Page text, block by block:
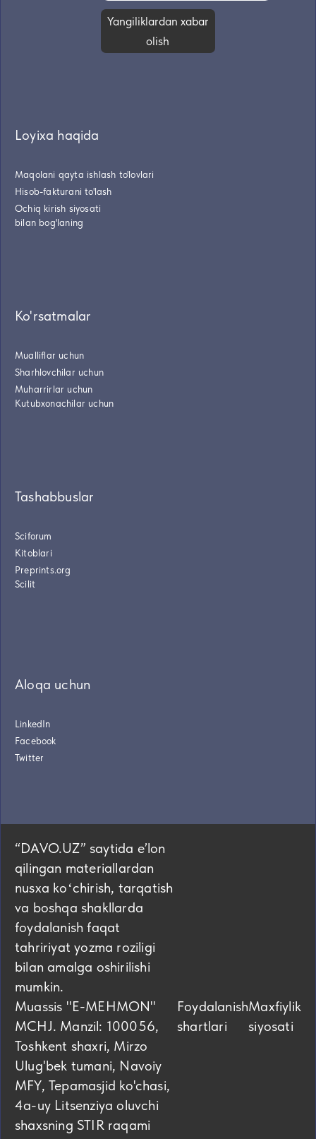
Yangiliklardan xabar
olish
Loyixa haqida
Maqolani qayta ishlash to'lovlari
Hisob-fakturani to'lash
Ochiq kirish siyosati
bilan bog'laning
Ko'rsatmalar
Mualliflar uchun
Sharhlovchilar uchun
Muharrirlar uchun
Kutubxonachilar uchun
Tashabbuslar
Sciforum
Kitoblari
Preprints.org
Scilit
Aloqa uchun
LinkedIn
Facebook
Twitter
“DAVO.UZ” saytida eʼlon
qilingan materiallardan
nusxa koʻchirish, tarqatish
va boshqa shakllarda
foydalanish faqat
tahririyat yozma roziligi
bilan amalga oshirilishi
mumkin.
Muassis "E-MEHMON"
MCHJ. Manzil: 100056,
Toshkent shaxri, Mirzo
Ulug'bek tumani, Navoiy
MFY, Tepamasjid ko'chasi,
4а-uy Litsenziya oluvchi
shaxsning STIR raqami
Foydalanish
shartlari
Maxfiylik
siyosati